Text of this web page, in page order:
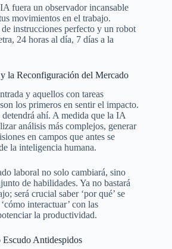
fuera un observador incansable
movimientos en el trabajo.
instrucciones perfecto y un robot
24 horas al día, 7 días a la
la Reconfiguración del Mercado
y aquellos con tareas
los primeros en sentir el impacto.
ahí. A medida que la IA
análisis más complejos, generar
en campos que antes se
la inteligencia humana.
laboral no solo cambiará, sino
de habilidades. Ya no bastará
será crucial saber ‘por qué’ se
interactuar’ con las
la productividad.
Antidespidos